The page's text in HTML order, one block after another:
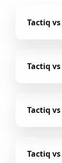
Tactiq
Tactiq
Tactiq
Tactiq